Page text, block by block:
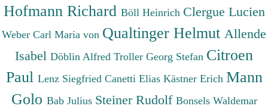
Hofmann Richard Böll Heinrich Clergue Lucien
Weber Carl Maria von Qualtinger Helmut Allende
Isabel Döblin Alfred Troller Georg Stefan Citroen
Paul Lenz Siegfried Canetti Elias Kästner Erich Mann
Golo Bab Julius Steiner Rudolf Bonsels Waldemar